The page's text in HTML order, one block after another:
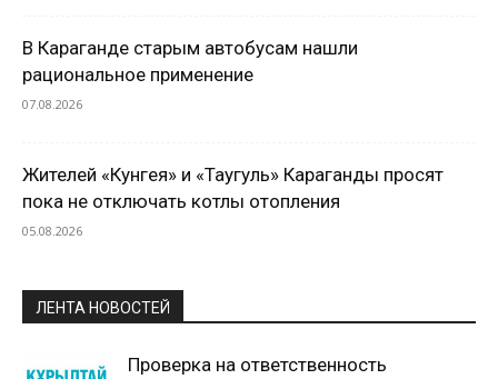
В Караганде старым автобусам нашли
рациональное применение
07.08.2026
Жителей «Кунгея» и «Таугуль» Караганды просят
пока не отключать котлы отопления
05.08.2026
ЛЕНТА НОВОСТЕЙ
Проверка на ответственность